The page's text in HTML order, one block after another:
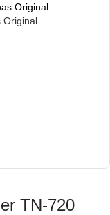
Original
TN-720